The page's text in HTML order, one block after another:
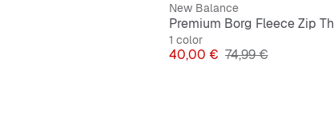
New Balance
1 color
Precio
40,00 € Precio original
74,99 €